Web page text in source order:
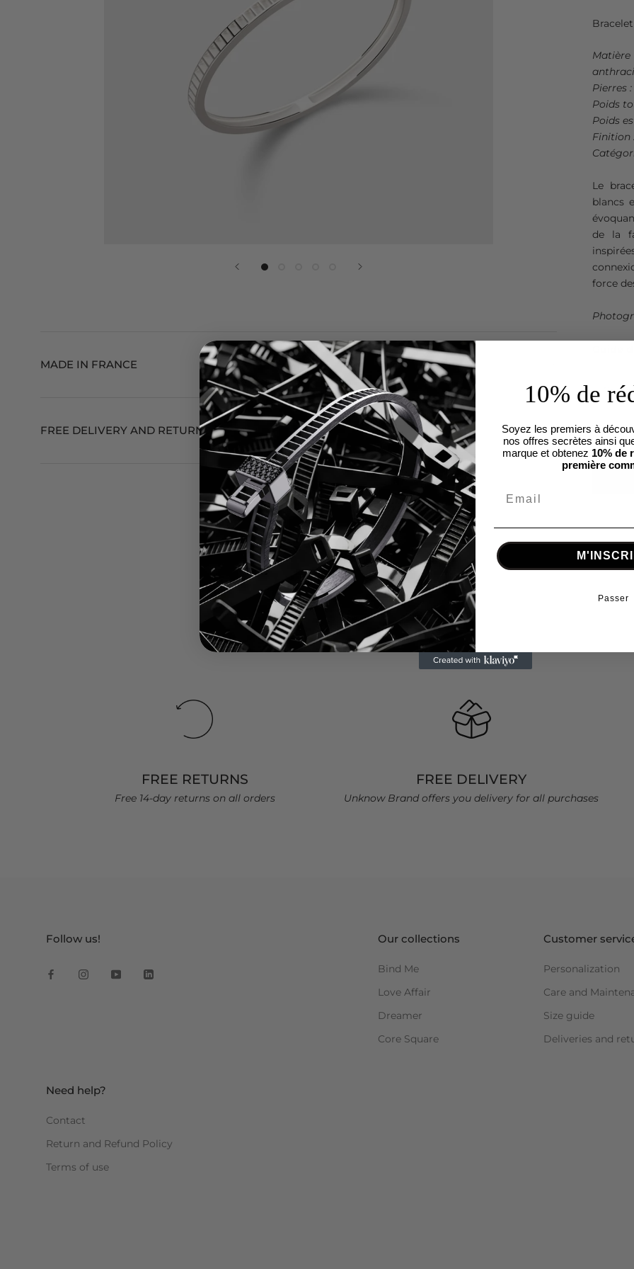
Pierres
Poids
Poids
Finition
Le
blancs
de la
force
Guide
Taille:
MADE IN FRANCE
FREE DELIVERY AND RETURNS
FREE RETURNS
Free 14-day returns on all orders
FREE DELIVERY
Unknow Brand offers you delivery for all purchases
Follow us! Our collections
Bind Me
Love Affair
Dreamer
Core Square
Customer
Personalization
Care and
Size guide
Deliveries and
Need help?
Contact
Return and Refund Policy
Terms of use
10% de
Soyez les premiers à
nos offres secrètes ainsi
marque et obtenez 10% de
première
Passer